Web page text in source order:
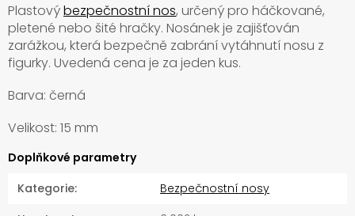
Plastovýbezpečnostní nos, určený pro háčkované,
pletené nebo šité hračky. Nosánek je zajišťován
zarážkou, která bezpečně zabrání vytáhnutí nosu z
figurky. Uvedená cena je za jeden kus.
Barva: černá
Velikost: 15 mm
Doplňkové parametry
Kategorie:
Bezpečnostní nosy